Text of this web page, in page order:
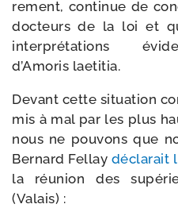
re­ment, conti­nue de
doc­teurs de la loi et
inter­pré­ta­tions
d’Amoris laetitia.
Devant cette situa­tion
mis à mal par les plus
nous ne pou­vons que
Bernard Fellay décla­rait
la réunion des
(Valais) :